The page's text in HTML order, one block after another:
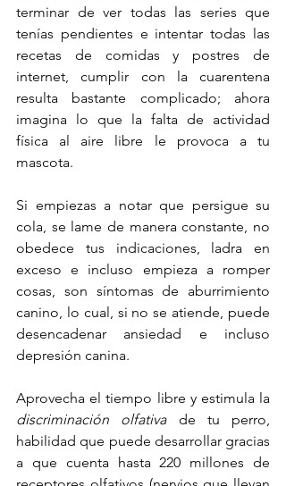
terminar de ver todas las series que
tenías pendientes e intentar todas las
recetas de comidas y postres de
internet, cumplir con la cuarentena
resulta bastante complicado; ahora
imagina lo que la falta de actividad
física al aire libre le provoca a tu
mascota.
Si empiezas a notar que persigue su
cola, se lame de manera constante, no
obedece tus indicaciones, ladra en
exceso e incluso empieza a romper
cosas, son síntomas de aburrimiento
canino, lo cual, si no se atiende, puede
desencadenar ansiedad e incluso
depresión canina.
discriminación olfativa de tu perro,
habilidad que puede desarrollar gracias
a que cuenta hasta 220 millones de